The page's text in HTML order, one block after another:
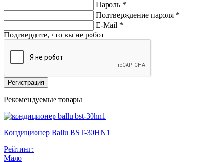
Пароль *
Подтверждение пароля *
E-Mail *
Подтвердите, что вы не робот
Регистрация
Рекомендуемые товары
Кондиционер Ballu BST-30HN1
Рейтинг:
Мало